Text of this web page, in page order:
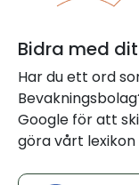
Bidra med
Har du ett ord
Google för att
göra vårt